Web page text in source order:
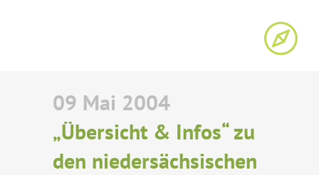
09 Mai 2004
„Übersicht & Infos“ zu
den niedersächsischen